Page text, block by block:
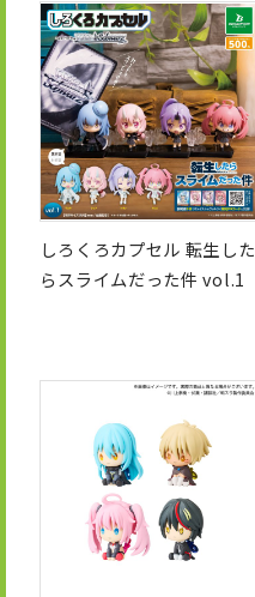
しろくろカプセル 転生した
らスライムだった件 vol.1